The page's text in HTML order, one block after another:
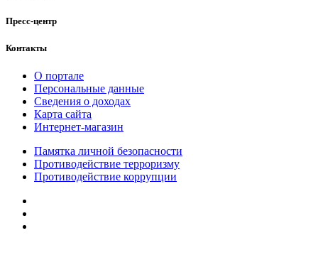
Пресс-центр
Контакты
О портале
Персональные данные
Сведения о доходах
Карта сайта
Интернет-магазин
Памятка личной безопасности
Противодействие терроризму
Противодействие коррупции